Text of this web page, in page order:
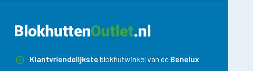
Klantvriendelijkste blokhutwinkel van de Benelux